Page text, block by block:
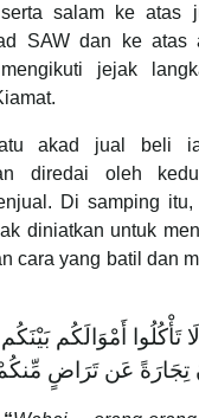
salam ke atas
SAW dan ke atas
jejak
akad jual beli
diredai oleh
Di samping itu,
diniatkan untuk
cara yang batil dan
تَأْكُلُوا أَمْوَالَكُم
تِجَارَةً عَن تَرَاضٍ